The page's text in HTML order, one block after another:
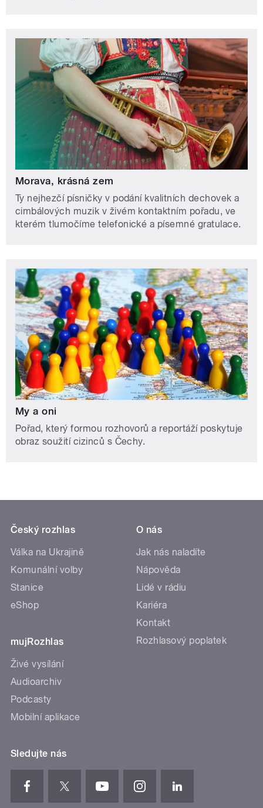
Morava, krásná zem
Ty nejhezčí písničky v podání kvalitních dechovek a
cimbálových muzik v živém kontaktním pořadu, ve
kterém tlumočíme telefonické a písemné gratulace.
My a oni
Pořad, který formou rozhovorů a reportáží poskytuje
obraz soužití cizinců s Čechy.
Český rozhlas
Válka na Ukrajině
Komunální volby
Stanice
eShop
mujRozhlas
Živé vysílání
Audioarchiv
Podcasty
Mobilní aplikace
O nás
Jak nás naladíte
Nápověda
Lidé v rádiu
Kariéra
Kontakt
Rozhlasový poplatek
Sledujte nás